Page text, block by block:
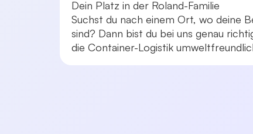
Dein Platz in der Roland-Familie
Suchst du nach einem Ort, wo deine
sind? Dann bist du bei uns genau
die Container-Logistik